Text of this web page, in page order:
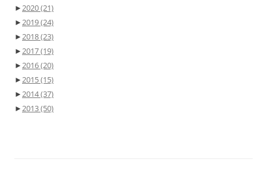
►2020(21)
►2019(24)
►2018(23)
►2017(19)
►2016(20)
►2015(15)
►2014(37)
►2013(50)